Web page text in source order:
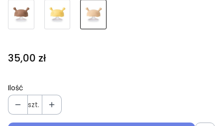
Cena
35,00 zł
Ilość
szt.